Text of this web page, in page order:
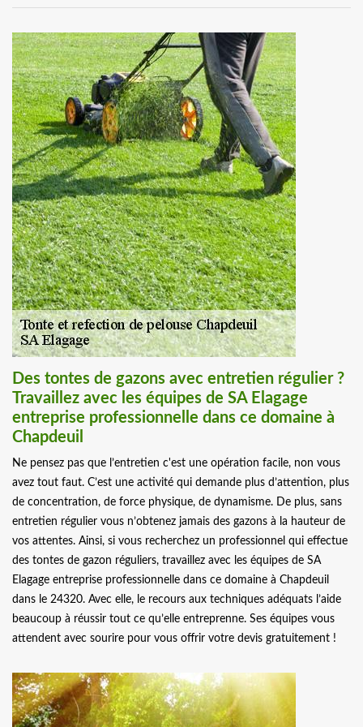
Des tontes de gazons avec entretien régulier ?
Travaillez avec les équipes de SA Elagage
entreprise professionnelle dans ce domaine à
Chapdeuil
Ne pensez pas que l’entretien c'est une opération facile, non vous
avez tout faut. C’est une activité qui demande plus d’attention, plus
de concentration, de force physique, de dynamisme. De plus, sans
entretien régulier vous n’obtenez jamais des gazons à la hauteur de
vos attentes. Ainsi, si vous recherchez un professionnel qui effectue
des tontes de gazon réguliers, travaillez avec les équipes de SA
Elagage entreprise professionnelle dans ce domaine à Chapdeuil
dans le 24320. Avec elle, le recours aux techniques adéquats l’aide
beaucoup à réussir tout ce qu’elle entreprenne. Ses équipes vous
attendent avec sourire pour vous offrir votre devis gratuitement !